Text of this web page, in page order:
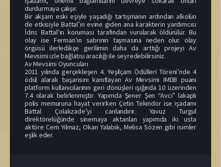
durdurmaya çalışır.
Bir akşam eski eşiyle yaşadığı tartışmanın ardından alkolün
de etkisiyle Battal’ın evine giden ana karakterin yardımcısı
İdris Battal’ın koruması tarafından vurularak öldürülür. Bu
olay ise Ferman’ın sabrının taşmasına neden olur. olay
örgüsü ilerledikçe gerilimin daha da arttığı projeyi Av
Mevsimi izle bağlatısı aracılığı ile seyredebilirsiniz.
Av Mevsimi Oyuncuları
2011 yılında gerçekleşen 4. Yeşilçam Ödülleri Töreni’nde 4
ödül alarak başarısını kanıtlayan Av Mevsimi IMDB puanı
platform kullanıcılarının geri dönüşleri ışığında 10 üzerinden
7.4 olarak belirlenmiştir. Yapımda Şener Şen “Avcı” lakaplı
polis memuruna hayat verirken Çetin Tekindor ise işadamı
Battal Çolakzade’yi canlandırır. Yavuz Turgul
direktörelüğünde sinemaya aktarılan yapımda iki usta
aktöre Cem Yılmaz, Okan Yalabık, Melisa Sözen gibi isimler
eşlik eder.